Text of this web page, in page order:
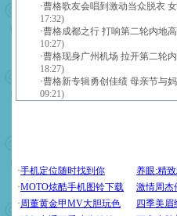
·曹格歌友会唱到激动当众脱衣
17:32)
·曹格成都之行 打响第二轮内地
10:27)
·曹格现身广州机场 拉开第二轮
18:27)
·曹格新专辑勇创佳绩 母亲节与
09:21)